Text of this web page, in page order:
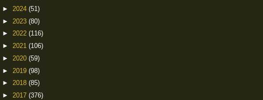
► 2024 (51)
► 2023 (80)
► 2022 (116)
► 2021 (106)
► 2020 (59)
► 2019 (98)
► 2018 (85)
► 2017 (376)